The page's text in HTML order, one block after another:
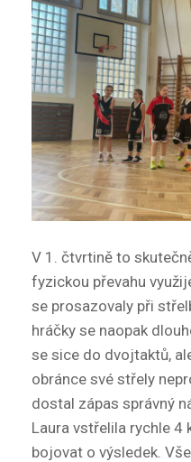
V 1. čtvrtině to
fyzickou převahu
se prosazovaly při
hráčky se naopak
se sice do dvojtaktů,
obránce své střely
dostal zápas správný
Laura vstřelila rychle 4
bojovat o výsledek.